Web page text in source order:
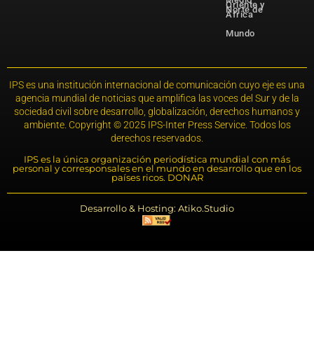
Oriente y
Norte de
África
Mundo
IPS es una institución internacional de comunicación cuyo eje es una
agencia mundial de noticias que amplifica las voces del Sur y de la
sociedad civil sobre desarrollo, globalización, derechos humanos y
ambiente. Copyright © 2025 IPS-Inter Press Service. Todos los
derechos reservados.
IPS es la única organización periodística mundial con más
personal y corresponsales en el mundo en desarrollo que en los
países ricos. DONAR
Desarrollo & Hosting: Atiko.Studio